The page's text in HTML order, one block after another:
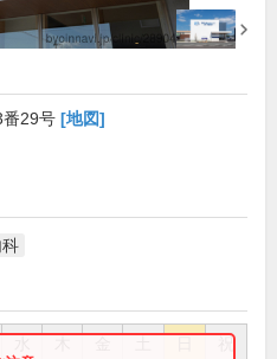
29号 [地図]
祝